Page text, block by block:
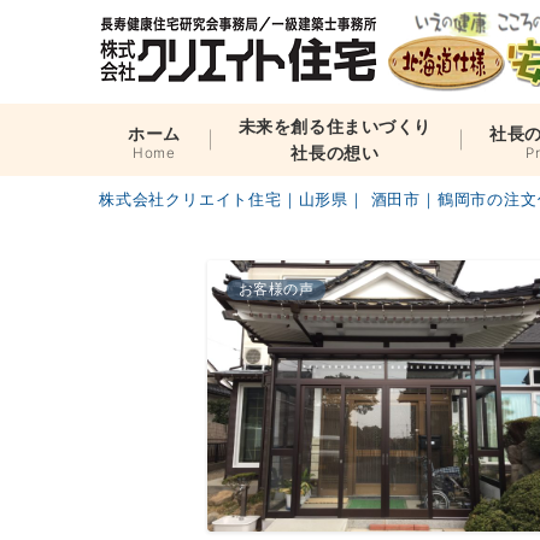
ホーム
Home
未来を創る住まいづくり
社長の想い
社長
株式会社クリエイト住宅｜山形県｜ 酒田市｜鶴岡市の注
お客様の声